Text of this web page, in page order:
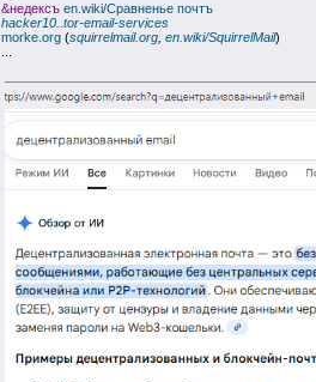
&недексъ en.wiki/Сравненье почтъ
hacker10..tor-email-services
morke.org (squirrelmail.org en.wiki/SquirrelMail)